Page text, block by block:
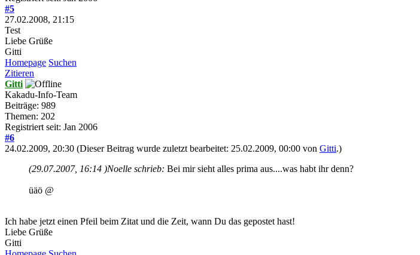
#5
27.02.2008, 21:15
Test
Liebe Grüße
Gitti
Homepage Suchen
Zitieren
Gitti
Kakadu-Info-Team
Beiträge: 989
Themen: 202
Registriert seit: Jan 2006
#6
24.02.2009, 20:30 (Dieser Beitrag wurde zuletzt bearbeitet: 25.02.2009, 00:00 von Gitti.)
(29.07.2007, 16:14 )Noelle schrieb: Bei mir sieht alles prima aus....was habt ihr denn?
üäö @
Ich habe jetzt einen Pfeil beim Zitat und die Zeit, wann Du das gepostet hast!
Liebe Grüße
Gitti